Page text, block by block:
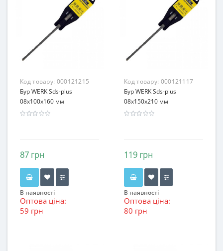
Код товару: 000121215
Бур WERK Sds-plus
08х100x160 мм
87 грн
В наявності
Оптова ціна:
59 грн
Код товару: 000121117
Бур WERK Sds-plus
08х150x210 мм
119 грн
В наявності
Оптова ціна:
80 грн